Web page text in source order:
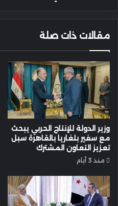
مقالات ذات صلة
وزير الدولة للإنتاج الحربي يبحث
مع سفير بلغاريا بالقاهرة سبل
تعزيز التعاون المشترك
منذ 3 أيام